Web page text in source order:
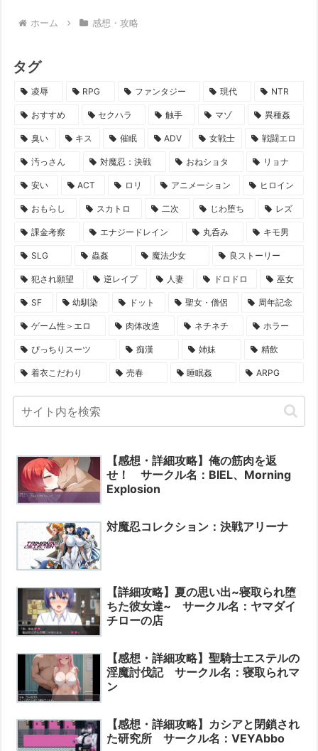
ホーム 感想・攻略
タグ
凌辱 RPG ファンタジー 現代 NTR
おすすめ セクハラ 触手 マゾ 異種姦
臭い キス 催眠 ADV 女戦士 戦闘エロ
汚っさん 対魔忍：決戦 おねショタ リョナ
安い ACT ロリ アニメーション ヒロイン
おもらし スカトロ 二次 じわ堕ち レズ
課金考察 エナジードレイン 丸呑み キモ男
SLG 蟲姦 魔法少女 良ストーリー
犯され願望 逆レイプ 人妻 ドロドロ 巫女
SF 幼馴染 ドット 聖女・僧侶 周年記念
ゲーム性＞エロ 肉体改造 ネチネチ ホラー
ぴっちりスーツ 痴漢 姉妹 精飲
着衣こだわり 売春 睡眠姦 ARPG
【感想・詳細攻略】俺の筋肉を返
せ！ サークル名：BIEL、Morning
Explosion
対魔忍コレクション：決戦アリーナ
【詳細攻略】夏の思い出~寝取られ堕
ちた彼女達~ サークル名：ヤマダイ
チローの店
【感想・詳細攻略】聖騎士エステルの
淫魔討伐記 サークル名：寝取られマ
ン
【感想・詳細攻略】カシアと閉鎖され
た研究所 サークル名：VEYAbbo